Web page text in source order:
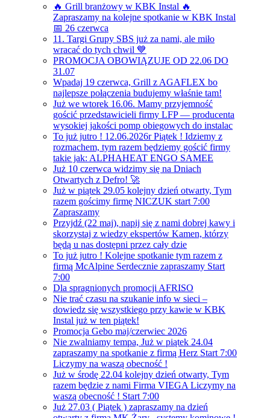
🔥 Grill branżowy w KBK Instal 🔥
Zapraszamy na kolejne spotkanie w KBK Instal
📅 26 czerwca
11. Targi Grupy SBS już za nami, ale miło
wracać do tych chwil 💙
PROMOCJA OBOWIĄZUJE OD 22.06 DO
31.07
Wpadaj 19 czerwca, Grill z AGAFLEX bo
najlepsze połączenia budujemy właśnie tam!
Już we wtorek 16.06. Mamy przyjemność
gościć przedstawicieli firmy LFP — producenta
wysokiej jakości pomp obiegowych do instalac
To już jutro ! 12.06.2026r Piątek ! Idziemy z
rozmachem, tym razem będziemy gościć firmy
takie jak: ALPHAHEAT ENGO SAMEE
Już 10 czerwca widzimy się na Dniach
Otwartych z Defro! 🚀
Już w piątek 29.05 kolejny dzień otwarty, Tym
razem gościmy firmę NICZUK start 7:00
Zapraszamy
Przyjdź (22 maj), napij się z nami dobrej kawy i
skorzystaj z wiedzy ekspertów Kamen, którzy
będą u nas dostępni przez cały dzie
To już jutro ! Kolejne spotkanie tym razem z
firmą McAlpine Serdecznie zapraszamy Start
7:00
Dla spragnionych promocji AFRISO
Nie trać czasu na szukanie info w sieci –
dowiedz się wszystkiego przy kawie w KBK
Instal już w ten piątek!
Promocja Gebo maj/czerwiec 2026
Nie zwalniamy tempa, Już w piątek 24.04
zapraszamy na spotkanie z firmą Herz Start 7:00
Liczymy na waszą obecność !
Już w środę 22.04 kolejny dzień otwarty, Tym
razem będzie z nami Firma VIEGA Liczymy na
waszą obecność ! Start 7:00
Już 27.03 ( Piątek ) zapraszamy na dzień